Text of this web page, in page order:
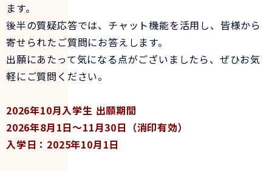
ます。
後半の質疑応答では、チャット機能を活用し、皆様から
寄せられたご質問にお答えします。
出願にあたって気になる点がございましたら、ぜひお気
軽にご質問ください。
2026年10月入学生 出願期間
2026年8月1日～11月30日（消印有効）
入学日：2025年10月1日